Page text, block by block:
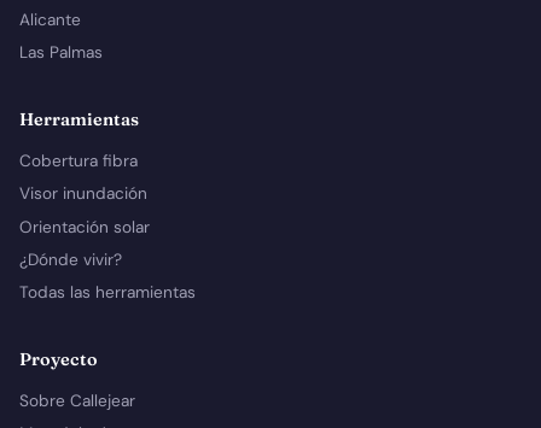
Alicante
Las Palmas
Herramientas
Cobertura fibra
Visor inundación
Orientación solar
¿Dónde vivir?
Todas las herramientas
Proyecto
Sobre Callejear